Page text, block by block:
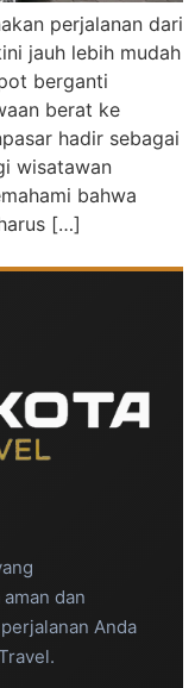
perjalanan dari
jauh lebih mudah
berganti
berat ke
hadir sebagai
wisatawan
bahwa
[…]
dan
Anda